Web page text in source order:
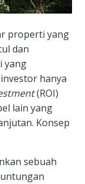
properti yang
dan
yang
hanya
(ROI)
lain yang
Konsep
sebuah